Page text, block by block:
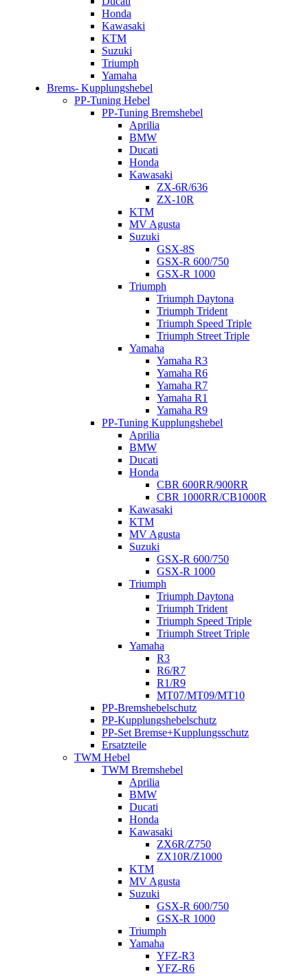
Honda
Kawasaki
KTM
Suzuki
Triumph
Yamaha
Brems- Kupplungshebel
PP-Tuning Hebel
PP-Tuning Bremshebel
Aprilia
BMW
Ducati
Honda
Kawasaki
ZX-6R/636
ZX-10R
KTM
MV Agusta
Suzuki
GSX-8S
GSX-R 600/750
GSX-R 1000
Triumph
Triumph Daytona
Triumph Trident
Triumph Speed Triple
Triumph Street Triple
Yamaha
Yamaha R3
Yamaha R6
Yamaha R7
Yamaha R1
Yamaha R9
PP-Tuning Kupplungshebel
Aprilia
BMW
Ducati
Honda
CBR 600RR/900RR
CBR 1000RR/CB1000R
Kawasaki
KTM
MV Agusta
Suzuki
GSX-R 600/750
GSX-R 1000
Triumph
Triumph Daytona
Triumph Trident
Triumph Speed Triple
Triumph Street Triple
Yamaha
R3
R6/R7
R1/R9
MT07/MT09/MT10
PP-Bremshebelschutz
PP-Kupplungshebelschutz
PP-Set Bremse+Kupplungsschutz
Ersatzteile
TWM Hebel
TWM Bremshebel
Aprilia
BMW
Ducati
Honda
Kawasaki
ZX6R/Z750
ZX10R/Z1000
KTM
MV Agusta
Suzuki
GSX-R 600/750
GSX-R 1000
Triumph
Yamaha
YFZ-R3
YFZ-R6